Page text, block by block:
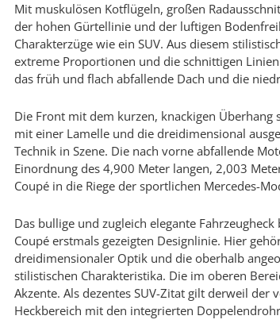
Mit muskulösen Kotflügeln, großen
der hohen Gürtellinie und der luftigen
Charakterzüge wie ein SUV. Aus diesem
extreme Proportionen und die schnittigen
das früh und flach abfallende Dach und die
Die Front mit dem kurzen, knackigen
mit einer Lamelle und die dreidimensional
Technik in Szene. Die nach vorne abfallende
Einordnung des 4,900 Meter langen, 2,003
Coupé in die Riege der sportlichen Mercedes-
Das bullige und zugleich elegante
Coupé erstmals gezeigten Designlinie. Hier
dreidimensionaler Optik und die oberhalb
stilistischen Charakteristika. Die im oberen
Akzente. Als dezentes SUV-Zitat gilt derweil
Heckbereich mit den integrierten